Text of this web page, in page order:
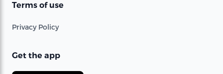
Terms of use
Privacy Policy
Get the app